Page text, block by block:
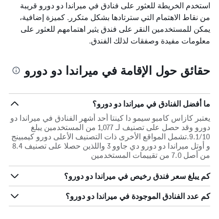
استخدم الخريطة للعثور على فنادق في ميراندا دو دورو قريبة
من نقاط الاهتمام التي سترتادها بشكل متكرر. كميزة إضافية،
يمكن للمستخدمين النقر على فندق يثير اهتمامهم للعثور على
معلومات مفيدة وصفقات لذلك الفندق.
حقائق حول الإقامة في ميراندا دو دورو
ما أفضل الفنادق في ميراندا دو دورو؟
يعتبر كازاس كامبو سيمو دا كينتا أحد أشهر الفنادق في ميراندا دو
دورو وقد حصل على تصنيف لـ 1,077 من المستخدمين يبلغ
9.1/10.تشمل المواقع الأخرى ذات التصنيف الأعلى دورو كيمبينج
و أوتل ميراندا دو دورو دي جاوو 3 واللذين حصلا على تصنيف 8.4
من أصل 7.0 من تقييمات المستخدمين
كم يبلغ سعر فندق رخيص في ميراندا دو دورو؟
كم عدد الفنادق الموجودة في ميراندا دو دورو؟